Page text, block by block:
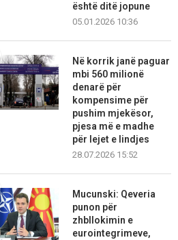
është ditë jopune
05.01.2026 10:36
Në korrik janë paguar
mbi 560 milionë
denarë për
kompensime për
pushim mjekësor,
pjesa më e madhe
për lejet e lindjes
28.07.2026 15:52
Mucunski: Qeveria
punon për
zhbllokimin e
eurointegrimeve,